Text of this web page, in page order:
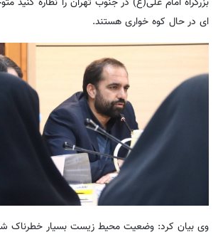
ای در حال کوه خواری هستند.
وی بیان کرد: وضعیت محیط زیست بسیار خطرناک